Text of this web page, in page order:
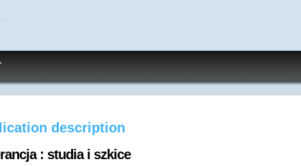
description
: studia i szkice